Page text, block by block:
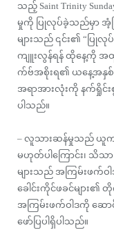
သည့် Saint Trinity
မှုကို ပြုလုပ်ခဲ့သည်မှာ အံ့
များသည် ၎င်း၏ “ပြုလု
ကျူးလွန်ရန် ထိုနေ့ကို အထူ
က်ဗ်အစိုးရ၏ ယနေ့အနှ
အရာအားလုံးကို နက်ရှိုင်းစွ
ပါသည်။
– လူသားဆန်မှုသည် ယူကရိ
မဟုတ်ပါကြောင်း၊ သိသ
များသည် အကြမ်းဖက်ဝါ
ခေါင်းကိုင်ဖခင်များ၏
အကြမ်းဖက်ဝါဒကို ဆော
ဖော်ပြပါရှိပါသည်။